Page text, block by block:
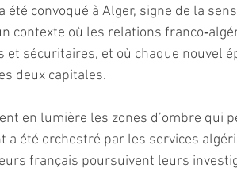
été convoqué à Alger, signe de la
contexte où les relations
sécuritaires, et où chaque nouvel
deux capitales.
en lumière les zones d’ombre qui
a été orchestré par les services
français poursuivent leurs